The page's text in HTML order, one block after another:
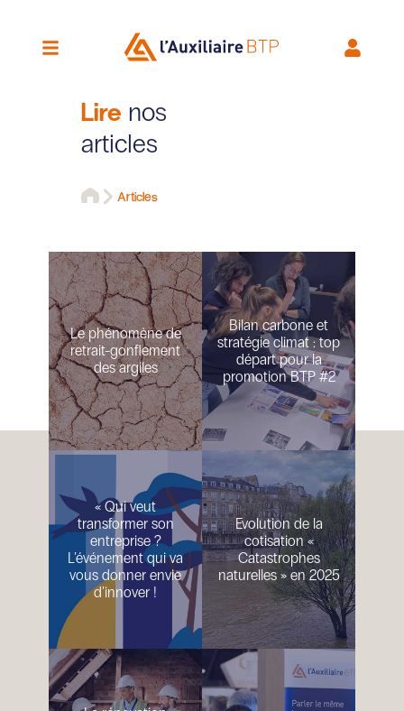
Lire nos
articles
Articles
Le phénomène de
retrait-gonflement
des argiles
Bilan carbone et
stratégie climat : top
départ pour la
promotion BTP #2
« Qui veut
transformer son
entreprise ?
L’événement qui va
vous donner envie
d’innover !
Evolution de la
cotisation «
Catastrophes
naturelles » en 2025